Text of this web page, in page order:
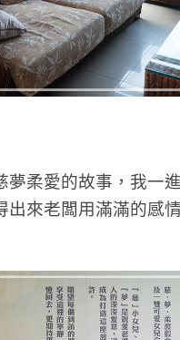
夢柔愛的故事，我一
出來老闆用滿滿的感